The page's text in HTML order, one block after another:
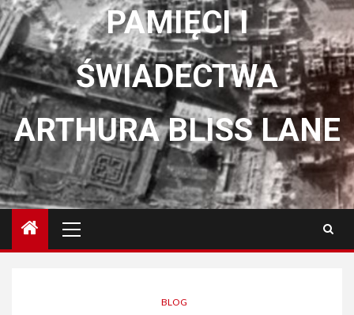
PAMIĘCI I
ŚWIADECTWA
ARTHURA BLISS LANE
główne
BLOG